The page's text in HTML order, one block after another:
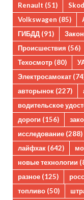
Renault (51)
Volkswagen (85)
ГИБДД (91) Закон
Происшествия (56)
Техосмотр (80)
Электросамокат
авторынок (227)
водительское
дороги (156)
исследование (288)
лайфхак (642)
новые технологии
разное (125)
топливо (50)